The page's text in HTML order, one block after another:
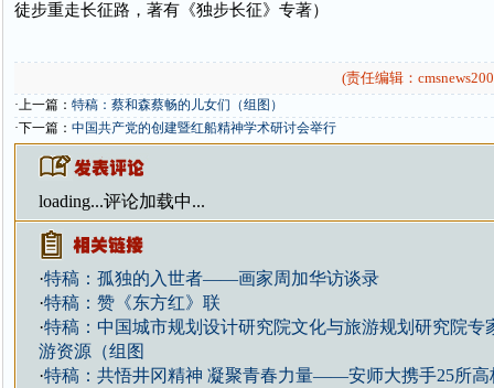
徒步重走长征路，著有《独步长征》专著）
(责任编辑：
·上一篇： 特稿：蔡和森蔡畅的儿女们（组图）
·下一篇： 中国共产党的创建暨红船精神学术研讨会举行
loading...评论加载中...
·特稿：孤独的入世者——画家周加华访谈录
·特稿：赞《东方红》联
·特稿：中国城市规划设计研究院文化与旅游规划研究院专
游资源（组图
·特稿：共悟井冈精神 凝聚青春力量——安师大携手25所高